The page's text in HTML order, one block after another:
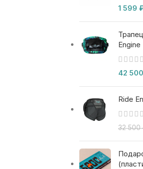
1 599
Engine
42 500
Ride
32 500